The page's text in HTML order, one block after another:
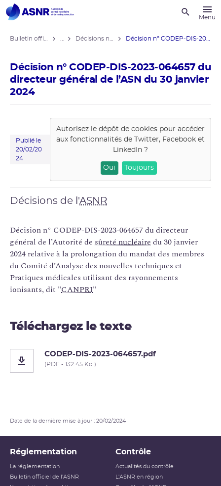
Menu
Décision n° CODEP-DIS-2023-064657 du
directeur général de l’ASN du 30 janvier
2024
Publié le
20/02/20
24
Autorisez le dépôt de cookies pour accéder
aux fonctionnalités de Twitter, Facebook et
LinkedIn?
Oui Toujours
Décisions de l'ASNR
Décision n° CODEP-DIS-2023-064657 du directeur
général de l’Autorité de sûreté nucléaire du 30 janvier
2024 relative à la prolongation du mandat des membres
du Comité d’Analyse des nouvelles techniques et
Pratiques médicales utilisant des rayonnements
ionisants, dit "CANPRI"
Téléchargez le texte
CODEP-DIS-2023-064657.pdf
(PDF - 132.45 Ko )
Date de la dernière mise à jour : 20/02/2024
Réglementation
La réglementation
Bulletin officiel de l'ASNR
Contrôle
Actualités du contrôle
L'ASNR en région